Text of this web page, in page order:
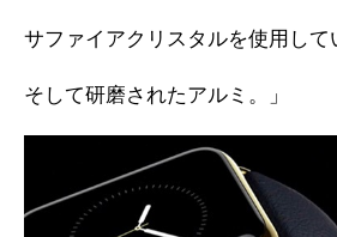
サファイアクリスタルを使用して
そして研磨されたアルミ。」